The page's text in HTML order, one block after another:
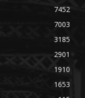
7452
7003
3185
2901
1910
1653